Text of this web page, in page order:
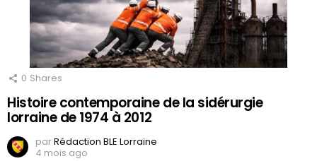
0 Shares
Histoire contemporaine de la sidérurgie
lorraine de 1974 à 2012
parRédaction BLE Lorraine
4 mois ago